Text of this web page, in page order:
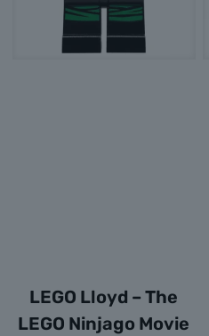
LEGO Lloyd – The
LEGO Ninjago Movie